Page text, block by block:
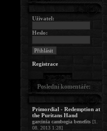
Uživatel:
Heslo:
Registrace
Poslední komentáře:
Primordial - Redemption at
the Puritans Hand
garcinia cambogia benefits [1.
08. 2013 1:28]